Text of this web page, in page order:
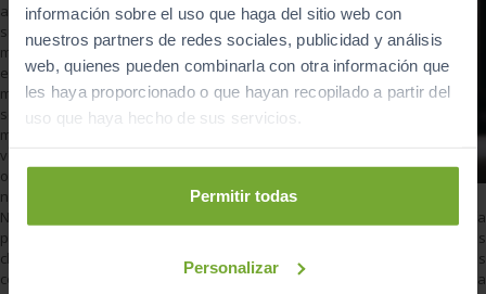
información sobre el uso que haga del sitio web con
nuestros partners de redes sociales, publicidad y análisis
web, quienes pueden combinarla con otra información que
les haya proporcionado o que hayan recopilado a partir del
uso que haya hecho de sus servicios.
Permitir todas
Personalizar
adquisitivo tampoco
suelen arriesgarse
más. Mientras que
en Europa los coches
más caros y
sofisticados del
mercado se
vendieron en colores
oscuros como el
negro o el gris, en
Norteamérica el blanco fue el tono dominante. Y volvemos a la trilogía
perfecta. SUV de gama alta, berlinas y coches deportivos en los que los
clásicos son los grandes triunfadores. En este caso, aunque los
conductores pueden pagar más, esta gama de colores se asocia a la